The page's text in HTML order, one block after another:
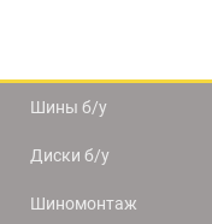
Шины б/у
Диски б/у
Шиномонтаж